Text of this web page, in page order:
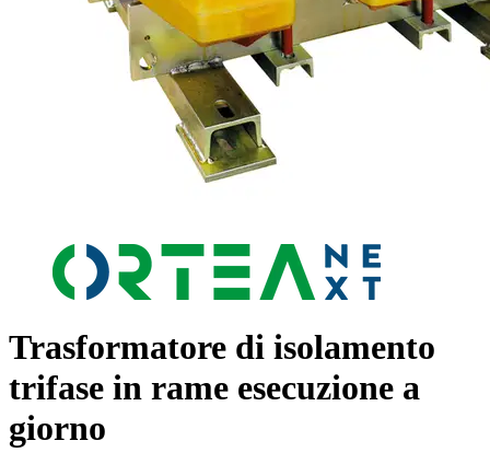
Trasformatore di isolamento
trifase in rame esecuzione a
giorno